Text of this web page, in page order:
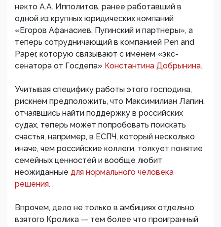
некто А.А. Ипполитов, ранее работавший в
одной из крупных юридических компаний
«Егоров Афанасиев, Пугинский и партнеры», а
теперь сотрудничающий в компанией Pen and
Paper, которую связывают с именем «экс-
сенатора от Госдепа» Константина Добрынина.
Учитывая специфику работы этого господина,
рискнем предположить, что Максимилиан Лапин,
отчаявшись найти поддержку в российских
судах, теперь может попробовать поискать
счастья, например, в ЕСПЧ, который несколько
иначе, чем российские коллеги, толкует понятие
семейных ценностей и вообще любит
неожиданные для нормального человека
решения.
Впрочем, дело не только в амбициях отдельно
взятого Кролика — тем более что проигранный